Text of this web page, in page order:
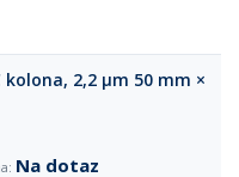
kolona, 2,2 µm 50 mm ×
Na dotaz